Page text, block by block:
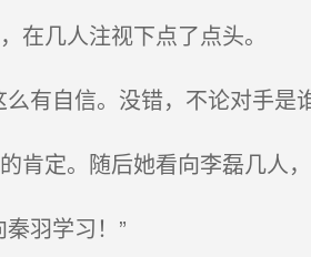
几人注视下点了点头。
有自信。没错，不论对手是
定。随后她看向李磊几人，
羽学习！”